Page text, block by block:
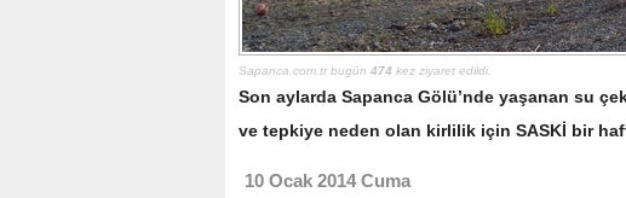
Sapanca.com.tr bugün 474 kez ziyaret edildi.
Son aylarda Sapanca Gölü’nde yaşanan su
ve tepkiye neden olan kirlilik için SASKİ bir
10 Ocak 2014 Cuma